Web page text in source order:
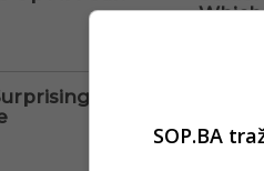
SOP.BA